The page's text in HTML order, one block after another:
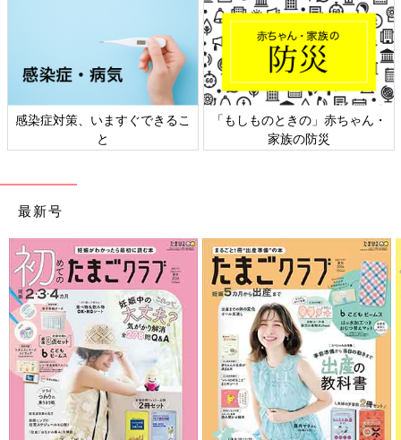
感染症対策、いますぐできるこ
と
「もしものときの」赤ちゃん・
家族の防災
最新号